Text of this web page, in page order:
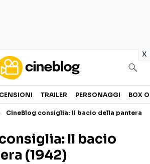
x
CANALI STREAMING
TRAILER PERSONAGGI BOX
CineBlog consiglia: Il bacio della pantera
Il bacio
(1942)